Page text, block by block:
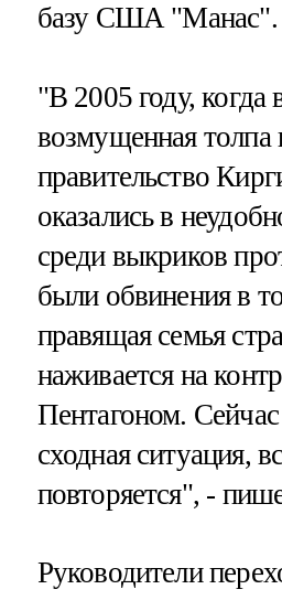
базу США "Манас".
"В 2005 году,
возмущенная
правительство
оказались в
среди выкриков
были обвинения в
правящая семья
наживается на
Пентагоном.
сходная ситуация,
повторяется", -
Руководители